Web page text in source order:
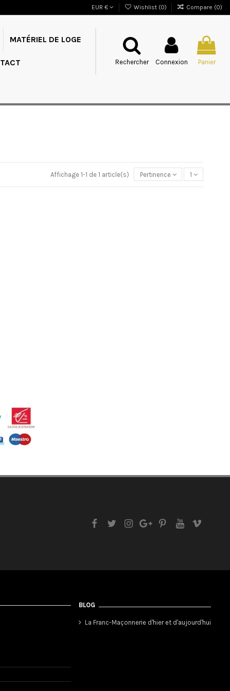
EUR € Wishlist (0) Compare (0)
MATÉRIEL DE LOGE
Rechercher Connexion Panier
Affichage 1-1 de 1 article(s) Pertinence 1
BLOG
La Franc-Maçonnerie d'hier et d'aujourd'hui